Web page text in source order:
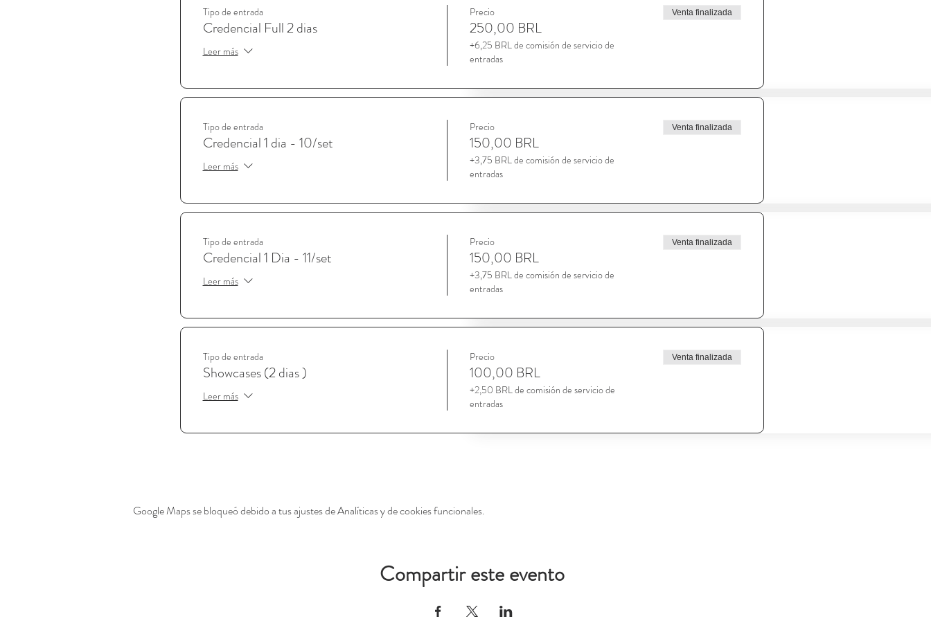
Tipo de entrada
Credencial Full 2 dias
Leer más
Precio
250,00 BRL
+6,25 BRL de comisión de servicio de
entradas
Venta finalizada
Tipo de entrada
Credencial 1 dia - 10/set
Leer más
Precio
150,00 BRL
+3,75 BRL de comisión de servicio de
entradas
Venta finalizada
Tipo de entrada
Credencial 1 Dia - 11/set
Leer más
Precio
150,00 BRL
+3,75 BRL de comisión de servicio de
entradas
Venta finalizada
Tipo de entrada
Showcases (2 dias )
Leer más
Precio
100,00 BRL
+2,50 BRL de comisión de servicio de
entradas
Venta finalizada
Google Maps se bloqueó debido a tus ajustes de Analíticas y de cookies funcionales.
Compartir este evento